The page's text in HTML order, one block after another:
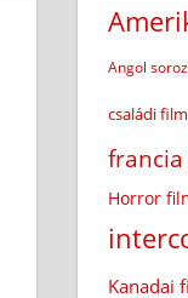
Angol
családi film
Horror
Kanadai